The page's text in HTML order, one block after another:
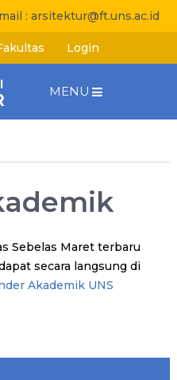
: arsitektur@ft.uns.ac.id
Login
MENU
Sebelas Maret terbaru
secara langsung di
Akademik UNS